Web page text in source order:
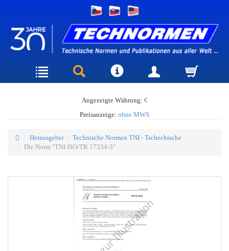
Angezeigte Währung: €
Preisanzeige: ohne MWS
Herausgeber
Technische Normen TNI - Tschechische
Die Norm "TNI ISO/TR 17534-3"